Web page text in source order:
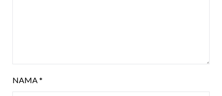
NAMA *